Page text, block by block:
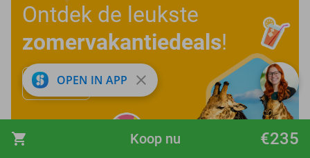
shopping_cart €235
Koop nu
Ontdek de leukste
zomervakantiedeals!
Bekijk nuOPEN IN APP close